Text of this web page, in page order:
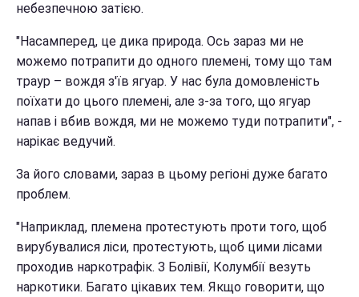
небезпечною затією.
"Насамперед, це дика природа. Ось зараз ми не
можемо потрапити до одного племені, тому що там
траур – вождя з'їв ягуар. У нас була домовленість
поїхати до цього племені, але з-за того, що ягуар
напав і вбив вождя, ми не можемо туди потрапити", -
нарікає ведучий.
За його словами, зараз в цьому регіоні дуже багато
проблем.
"Наприклад, племена протестують проти того, щоб
вирубувалися ліси, протестують, щоб цими лісами
проходив наркотрафік. З Болівії, Колумбії везуть
наркотики. Багато цікавих тем. Якщо говорити, що